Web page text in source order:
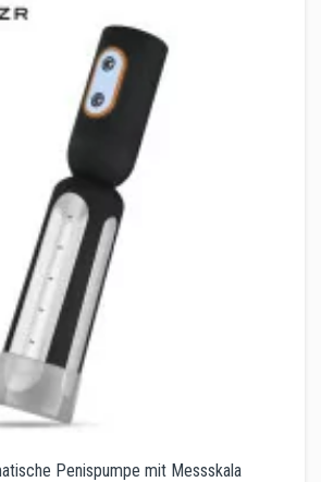
Penispumpe mit Messskala